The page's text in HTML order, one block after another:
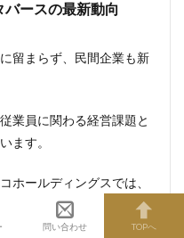
ースの最新動向
留まらず、民間企業も新
業員に関わる経営課題と
ます。
ホールディングスでは、
時短勤務を認める制度を
イングと人材定着に貢献
問い合わせ TOPへ